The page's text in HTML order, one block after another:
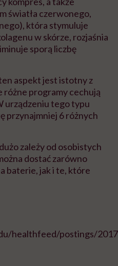
światła czerwonego,
która stymuluje
w skórze, rozjaśnia
sporą liczbę
aspekt jest istotny z
różne programy cechują
urządzeniu tego typu
przynajmniej 6 różnych
zależy od osobistych
dostać zarówno
baterie, jak i te, które
healthfeed/postings/